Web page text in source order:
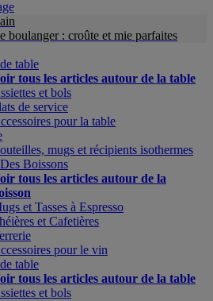
boulanger : croûte et mie parfaites
table
tous les articles autour de la table
et bols
de service
pour la table
mugs et récipients isothermes
Boissons
tous les articles autour de la
et Tasses à Espresso
et Cafetières
pour le vin
table
tous les articles autour de la table
et bols